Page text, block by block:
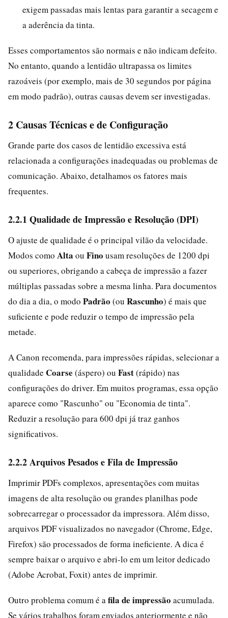
exigem passadas mais lentas para garantir a secagem e
a aderência da tinta.
Esses comportamentos são normais e não indicam defeito.
No entanto, quando a lentidão ultrapassa os limites
razoáveis (por exemplo, mais de 30 segundos por página
em modo padrão), outras causas devem ser investigadas.
2 Causas Técnicas e de Configuração
Grande parte dos casos de lentidão excessiva está
relacionada a configurações inadequadas ou problemas de
comunicação. Abaixo, detalhamos os fatores mais
frequentes.
2.2.1 Qualidade de Impressão e Resolução (DPI)
O ajuste de qualidade é o principal vilão da velocidade.
Modos como Alta ou Fino usam resoluções de 1200 dpi
ou superiores, obrigando a cabeça de impressão a fazer
múltiplas passadas sobre a mesma linha. Para documentos
do dia a dia, o modo Padrão (ou Rascunho) é mais que
suficiente e pode reduzir o tempo de impressão pela
metade.
A Canon recomenda, para impressões rápidas, selecionar a
qualidade Coarse (áspero) ou Fast(rápido) nas
configurações do driver. Em muitos programas, essa opção
aparece como "Rascunho" ou "Economia de tinta".
Reduzir a resolução para 600 dpi já traz ganhos
significativos.
2.2.2 Arquivos Pesados e Fila de Impressão
Imprimir PDFs complexos, apresentações com muitas
imagens de alta resolução ou grandes planilhas pode
sobrecarregar o processador da impressora. Além disso,
arquivos PDF visualizados no navegador (Chrome, Edge,
Firefox) são processados de forma ineficiente. A dica é
sempre baixar o arquivo e abri-lo em um leitor dedicado
(Adobe Acrobat, Foxit) antes de imprimir.
Outro problema comum é a fila de impressão acumulada.
Se vários trabalhos foram enviados anteriormente e não